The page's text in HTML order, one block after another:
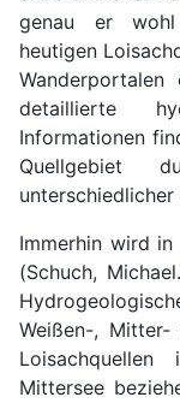
genau er
heutigen
detaillierte
Informationen
Quellgebiet
Immerhin wird in
(Schuch,
Weißen-, Mitter-
Mittersee